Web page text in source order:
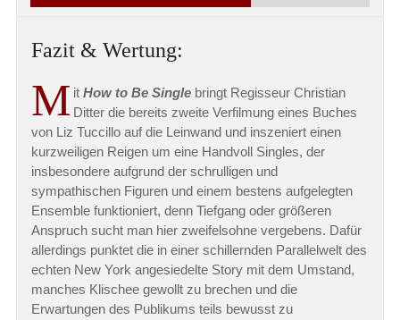
Fazit & Wertung:
M it How to Be Singlebringt Regisseur Christian
Ditter die bereits zweite Verfilmung eines Buches
von Liz Tuccillo auf die Leinwand und inszeniert einen
kurzweiligen Reigen um eine Handvoll Singles, der
insbesondere aufgrund der schrulligen und
sympathischen Figuren und einem bestens aufgelegten
Ensemble funktioniert, denn Tiefgang oder größeren
Anspruch sucht man hier zweifelsohne vergebens. Dafür
allerdings punktet die in einer schillernden Parallelwelt des
echten New York angesiedelte Story mit dem Umstand,
manches Klischee gewollt zu brechen und die
Erwartungen des Publikums teils bewusst zu